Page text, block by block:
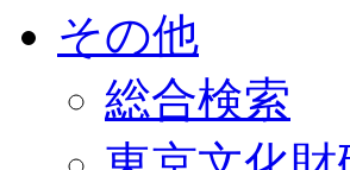
その他
総合検索